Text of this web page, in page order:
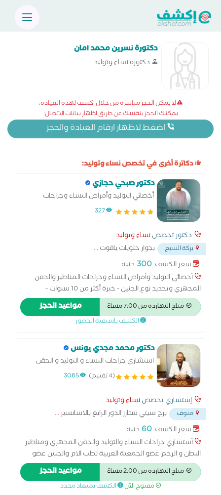
دكتورة نسرين محمد امان
دكتورة نساء وتوليد
لا يمكن الحجز مباشرة من خلال اكشف لهذه العيادة،
يمكنك الحجز بنفسك عن طريق اظهار بيانات الاتصال:
اضغط لاظهار ارقام العيادة والحجز
دكاترة أخرى في تخصص نساء وتوليد:
دكتور صبحي حجازي
أخصائي التوليد وأمراض النساء وجراحات
المناظير والحقن المجهري
327
دكتور تخصصنساء وتوليد
بركة السبع بجوار حلويات ياقوت...
سعر الكشف:300 جنيه
أخصائي التوليد وأمراض النساء وجراحات المناظير والحقن
المجهري وتحديد نوع الجنين - خبرة أكثر من 10 سنوات -
ماجستير التوليد وأمراض النساء - زمالة الحقن المجهري
بمستشفيات برمنجهام بإنجلترا - عضو الجمعية المصرية للتدخل
الجراحي الدقيق - عضو رابطة النساء والتوليد
متاح النهاردة من 7:00 مساءً مواعيد الحجز
الكشف باسبقية الحضور
دكتور محمد مجدي يونس
استشاري جراحات النساء و التوليد و الحقن
المجهري والمناظير
(4 تقييم) 3065
إستشاري تخصصنساء وتوليد
منوف برج سيتي ستارز الدور الرابع بالاسانسير...
سعر الكشف:60 جنيه
أستشاري جراحات النساء والتوليد والحقن المجهري ومناظير
البطن و الرحم عضو الجمعية العربية لطب الام والجنين عضو
جمعية alexia لجراحات المناظير المتقدمة دبلومة سونار طب
الجنين م. الجااء التعليمي عضو ESOG لطب الجنين دبلومة الحقن
المجهري المعتمدة من American association of continuous
متاح النهاردة من 2:00 مساءً مواعيد الحجز
مفتوح الآن الكشف بميعاد محدد